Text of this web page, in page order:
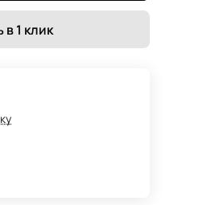
в 1 клик